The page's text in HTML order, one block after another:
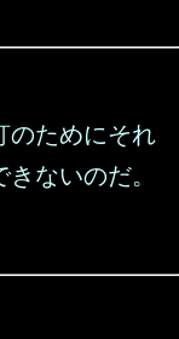
のためにそれ
ないのだ。